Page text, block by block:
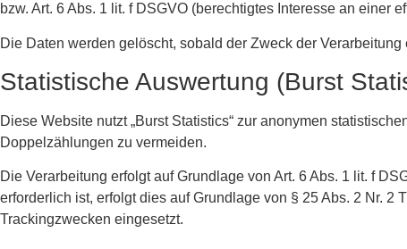
bzw. Art. 6 Abs. 1 lit. f DSGVO (berechtigtes Interesse an einer
Die Daten werden gelöscht, sobald der Zweck der
Statistische Auswertung (Burst
Diese Website nutzt „Burst Statistics“ zur anonymen
Doppelzählungen zu vermeiden.
Die Verarbeitung erfolgt auf Grundlage von Art. 6 Abs. 1 lit. f
erforderlich ist, erfolgt dies auf Grundlage von § 25 Abs. 2 Nr.
Trackingzwecken eingesetzt.